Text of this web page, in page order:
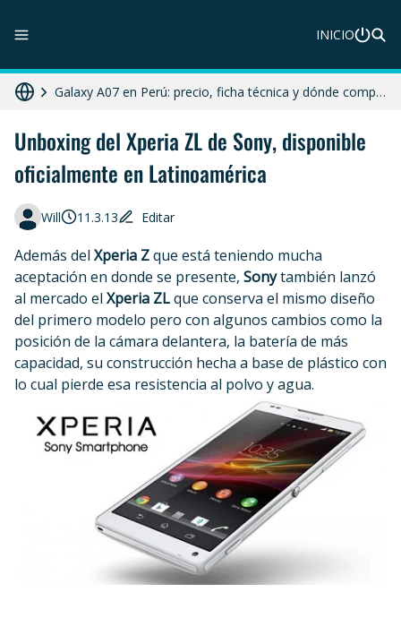
INICIO
HONOR X8c 5G en Perú: precio, características y dónde comprar
Unboxing del Xperia ZL de Sony, disponible
oficialmente en Latinoamérica
Will 11.3.13 Editar
Además del Xperia Zque está teniendo mucha
aceptación en donde se presente, Sonytambién lanzó
al mercado el Xperia ZLque conserva el mismo diseño
del primero modelo pero con algunos cambios como la
posición de la cámara delantera, la batería de más
capacidad, su construcción hecha a base de plástico con
lo cual pierde esa resistencia al polvo y agua.